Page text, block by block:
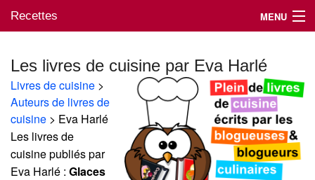
Recettes MENU
Mes blogs préférés
Les livres de cuisine par Eva Harlé
Livres de cuisine >
Auteurs de livres de
cuisine > Eva Harlé
Les livres de
cuisine publiés par
Eva Harlé : Glaces